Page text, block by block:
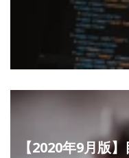
【2020年9月版